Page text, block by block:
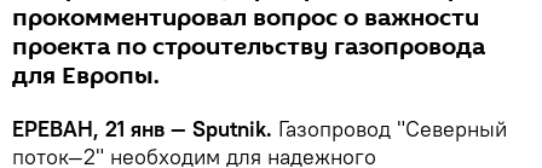
прокомментировал вопрос о важности
проекта по строительству газопровода
для Европы.
ЕРЕВАН, 21 янв — Sputnik. Газопровод "Северный
поток—2" необходим для надежного